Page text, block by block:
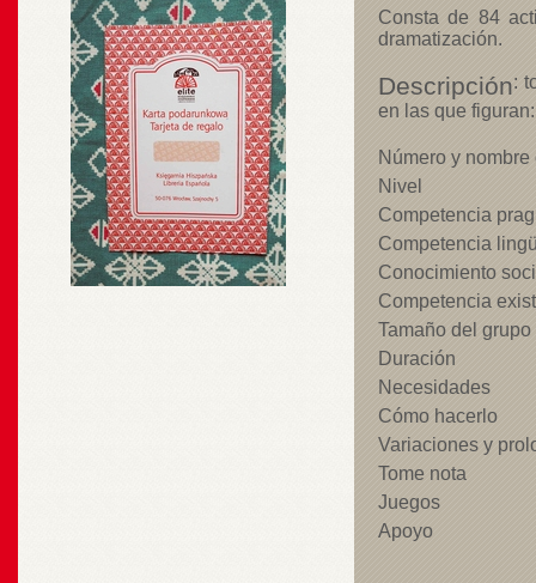
Consta de 84
dramatización.
Descripción:
en las que figuran:
Número y
Nivel
Competencia
Competencia
Conocimiento
Competencia
Tamaño del grupo
Duración
Necesidades
Cómo hacerlo
Variaciones y
Tome nota
Juegos
Apoyo